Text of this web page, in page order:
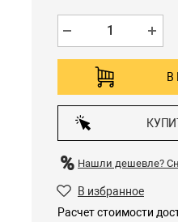
В
Нашли дешевле?
В избранное
Расчет стоимости